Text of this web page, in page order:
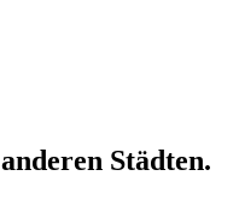
Städten.